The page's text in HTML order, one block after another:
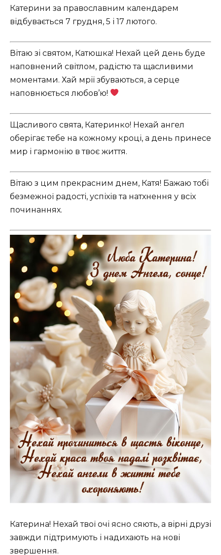
Катерини за православним календарем
відбувається 7 грудня, 5 і 17 лютого.
Вітаю зі святом, Катюшка! Нехай цей день буде
наповнений світлом, радістю та щасливими
моментами. Хай мрії збуваються, а серце
наповнюється любов’ю!
Щасливого свята, Катеринко! Нехай ангел
оберігає тебе на кожному кроці, а день принесе
мир і гармонію в твоє життя.
Вітаю з цим прекрасним днем, Катя! Бажаю тобі
безмежної радості, успіхів та натхнення у всіх
починаннях.
Катерина! Нехай твої очі ясно сяють, а вірні друзі
завжди підтримують і надихають на нові
звершення.